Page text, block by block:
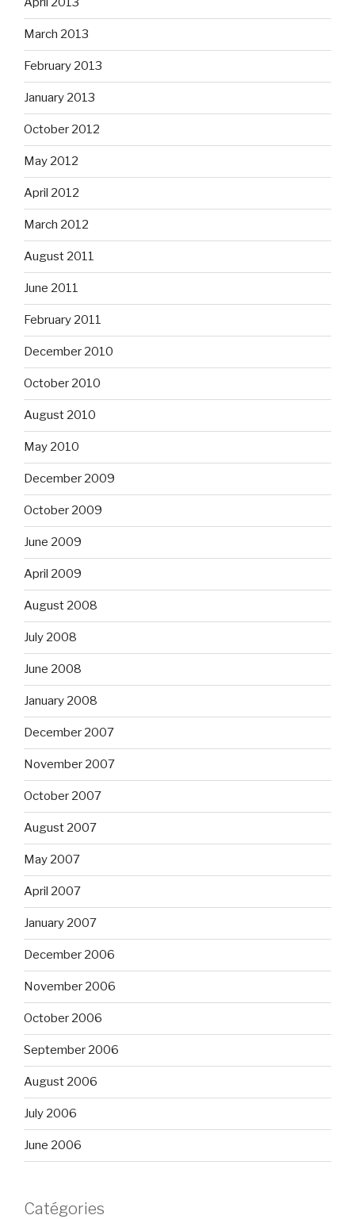
March 2013
February 2013
January 2013
October 2012
May 2012
April 2012
March 2012
August 2011
June 2011
February 2011
December 2010
October 2010
August 2010
May 2010
December 2009
October 2009
June 2009
April 2009
August 2008
July 2008
June 2008
January 2008
December 2007
November 2007
October 2007
August 2007
May 2007
April 2007
January 2007
December 2006
November 2006
October 2006
September 2006
August 2006
July 2006
June 2006
Catégories